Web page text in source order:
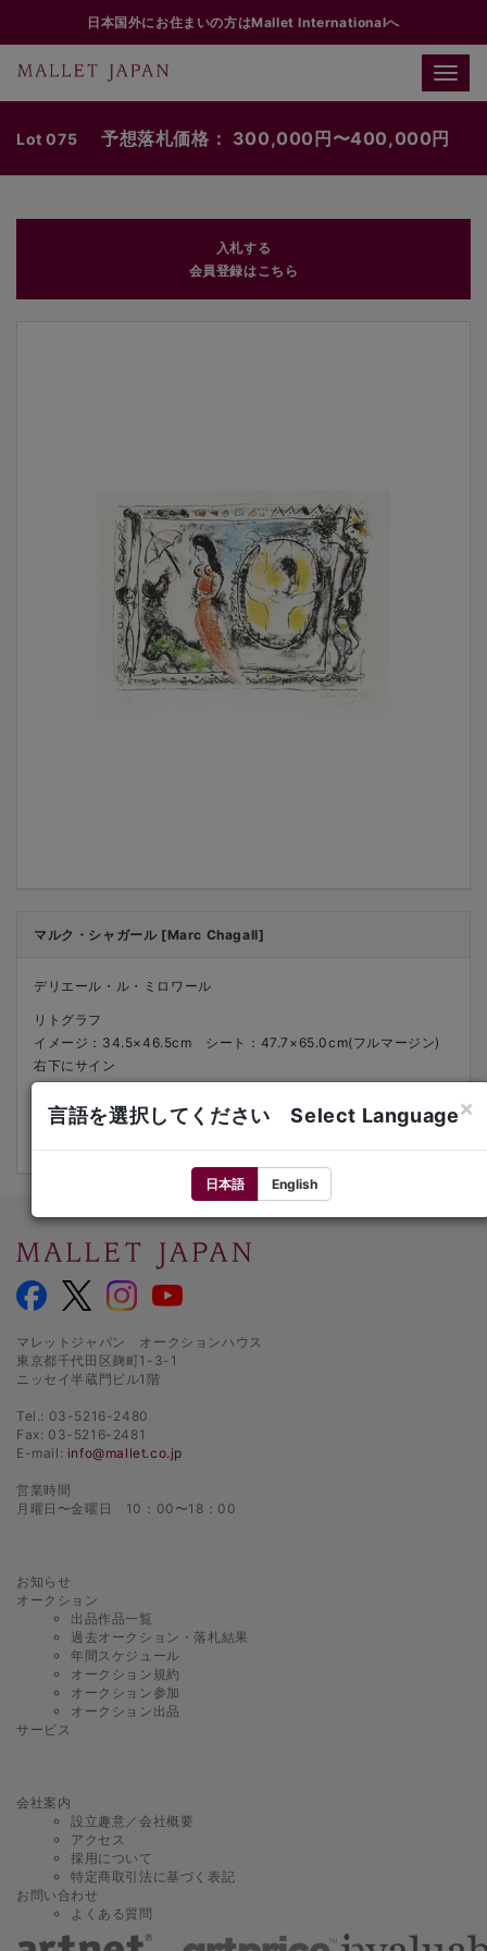
日本国外にお住まいの方はMallet Internationalへ
Toggle
Lot 075 予想落札価格： 300,000円〜400,000円
入札する
会員登録はこちら
マルク・シャガール [Marc Chagall]
デリエール・ル・ミロワール
リトグラフ
イメージ：34.5×46.5cm シート：47.7×65.0cm(フルマージン)
右下にサイン
1964年
左下にed.18/75
マレットジャパン オークションハウス
東京都千代田区麹町1-3-1
ニッセイ半蔵門ビル1階
Tel.: 03-5216-2480
Fax: 03-5216-2481
E-mail: info@mallet.co.jp
営業時間
月曜日〜金曜日 10：00〜18：00
お知らせ
オークション
出品作品一覧
過去オークション・落札結果
年間スケジュール
オークション規約
オークション参加
オークション出品
サービス
会社案内
設立趣意／会社概要
アクセス
採用について
特定商取引法に基づく表記
お問い合わせ
よくある質問
言語を選択してください Select Language×
日本語 English